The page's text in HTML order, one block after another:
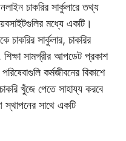
চাকরির সার্কুলারে তথ্য
মধ্যে একটি।
চাকরির সার্কুলার, চাকরির
শিক্ষা সামগ্রীর আপডেট প্রকাশ
কর্মজীবনের বিকাশে
খুঁজে পেতে সাহায্য করবে
স্থাপনের সাথে একটি